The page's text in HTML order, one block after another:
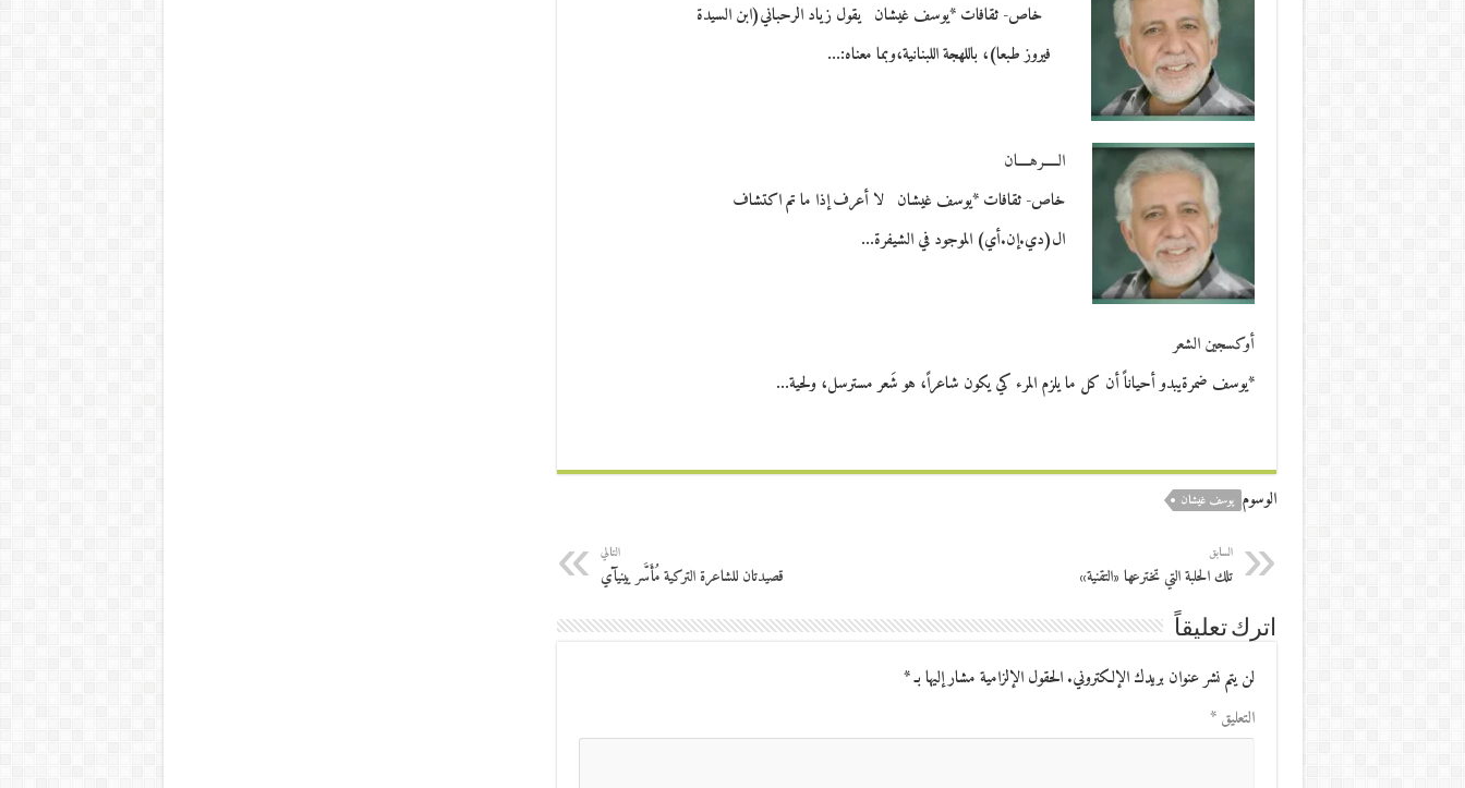
خاص- ثقافات *يوسف غيشان يقول زياد الرحباني(ابن السيدة
فيروز طبعا)، باللهجة اللبنانية،وبما معناه:…
الـــــرهــــان
خاص- ثقافات *يوسف غيشان لا أعرف إذا ما تم اكتشاف
ال(دي.إن.أي) الموجود في الشيفرة…
أوكسجين الشعر
*يوسف ضمرةيبدو أحياناً أن كل ما يلزم المرء كي يكون شاعراً، هو شَعر مسترسل، ولحية…
الوسوم يوسف غيشان
السابق
تلك الحلبة التي تخترعها «التقنية»
التالي
قصيدتان للشاعرة التركية مُأَسَّر يينيآي
اترك تعليقاً
لن يتم نشر عنوان بريدك الإلكتروني. الحقول الإلزامية مشار إليها بـ*
التعليق*